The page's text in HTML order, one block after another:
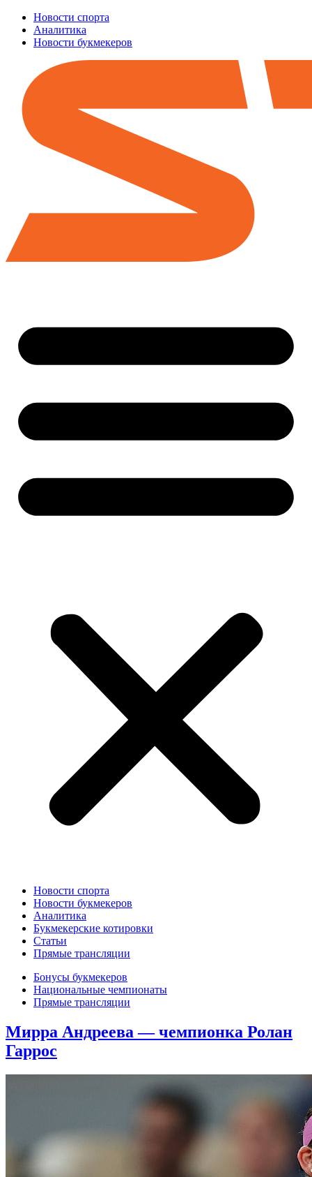
Новости спорта
Аналитика
Новости букмекеров
Новости спорта
Новости букмекеров
Аналитика
Букмекерские котировки
Статьи
Прямые трансляции
Бонусы букмекеров
Национальные чемпионаты
Прямые трансляции
Мирра Андреева — чемпионка Ролан
Гаррос